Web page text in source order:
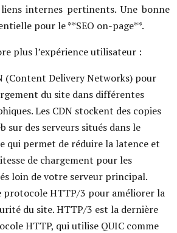
liens internes pertinents. Une bonne
pour le **SEO on-page**.
plus l’expérience utilisateur :
(Content Delivery Networks) pour
du site dans différentes
Les CDN stockent des copies
sur des serveurs situés dans le
qui permet de réduire la latence et
de chargement pour les
loin de votre serveur principal.
protocole HTTP/3 pour améliorer la
du site. HTTP/3 est la dernière
HTTP, qui utilise QUIC comme